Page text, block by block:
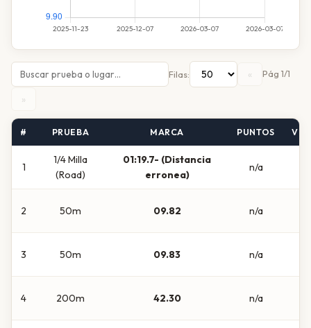
Filas: « Pág 1/1
»
# PRUEBA MARCA PUNTOS
1
1/4 Milla
(Road)
01:19.7- (Distancia
erronea)
n/a
2 50m 09.82 n/a
3 50m 09.83 n/a
4 200m 42.30 n/a